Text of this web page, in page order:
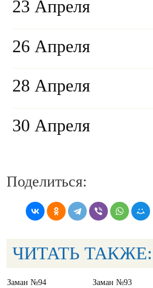
23 Апреля
26 Апреля
28 Апреля
30 Апреля
Поделиться:
ЧИТАТЬ ТАКЖЕ:
Заман №94
Заман №93